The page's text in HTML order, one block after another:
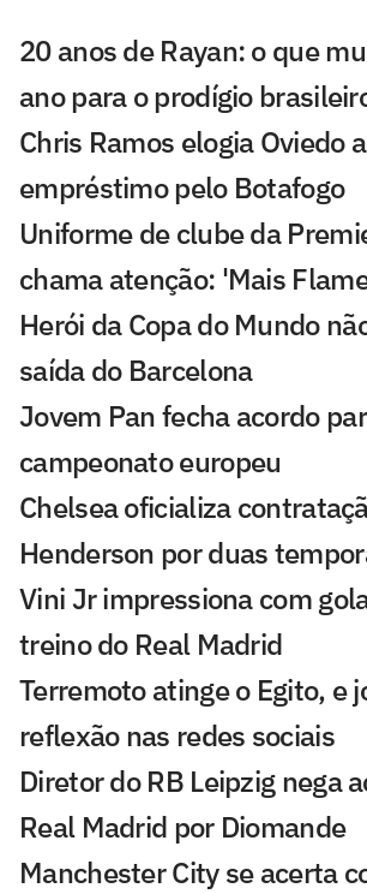
20 anos de Rayan: o que
ano para o prodígio
Chris Ramos elogia Oviedo
empréstimo pelo Botafogo
Uniforme de clube da
chama atenção: 'Mais
Herói da Copa do Mundo
saída do Barcelona
Jovem Pan fecha acordo
campeonato europeu
Chelsea oficializa
Henderson por duas
Vini Jr impressiona com
treino do Real Madrid
Terremoto atinge o Egito, e
reflexão nas redes sociais
Diretor do RB Leipzig nega
Real Madrid por Diomande
Manchester City se acerta